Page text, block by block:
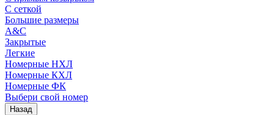
С сеткой
Большие размеры
A&C
Закрытые
Легкие
Номерные НХЛ
Номерные КХЛ
Номерные ФК
Выбери свой номер
Назад